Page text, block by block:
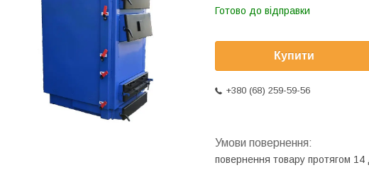
Готово до відправки
Купити
+380 (68) 259-59-56
повернення товару протягом 14